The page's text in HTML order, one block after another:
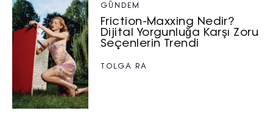
GÜNDEM
Friction-Maxxing Nedir?
Dijital Yorgunluğa Karşı Zoru
Seçenlerin Trendi
TOLGA RA